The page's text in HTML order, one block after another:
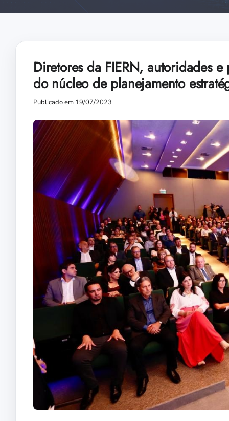
Diretores da FIERN, autoridades
do núcleo de planejamento
Publicado em 19/07/2023